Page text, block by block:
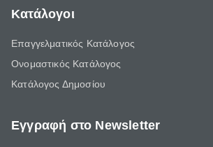
Κατάλογοι
Επαγγελματικός Κατάλογος
Ονομαστικός Κατάλογος
Κατάλογος Δημοσίου
Εγγραφή στο Newsletter